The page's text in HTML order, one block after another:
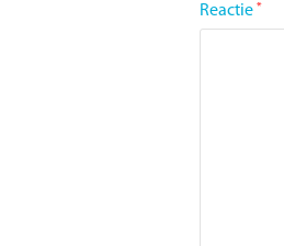
Reactie *